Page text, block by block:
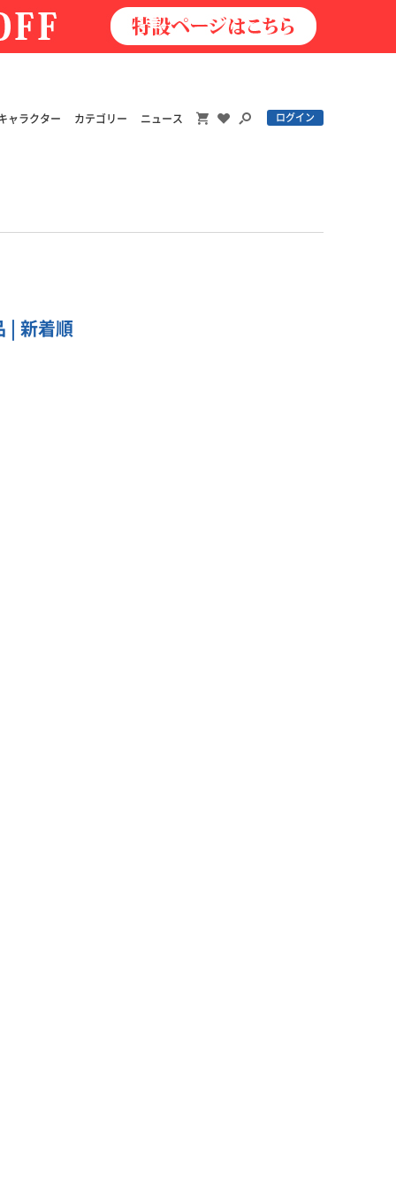
ャラクター カテゴリー ニュース ログイン
| 新着順